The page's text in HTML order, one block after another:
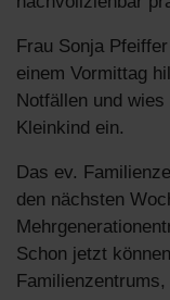
Frau Sonja
einem Vormittag
Notfällen und
Kleinkind ein.
Das ev.
den nächsten
Schon jetzt